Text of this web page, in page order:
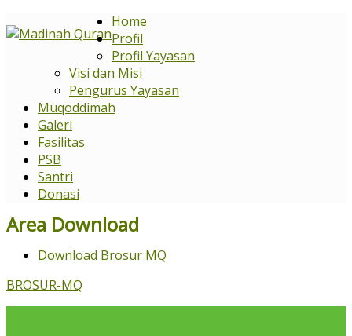
Home
Profil
Profil Yayasan
Visi dan Misi
Pengurus Yayasan
Muqoddimah
Galeri
Fasilitas
PSB
Santri
Donasi
Area Download
Download Brosur MQ
BROSUR-MQ